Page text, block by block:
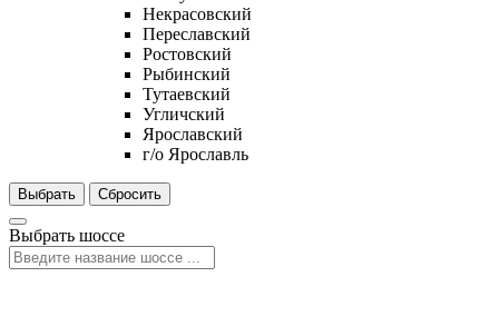
Некрасовский
Переславский
Ростовский
Рыбинский
Тутаевский
Угличский
Ярославский
г/о Ярославль
Выбрать Сбросить
Выбрать шоссе